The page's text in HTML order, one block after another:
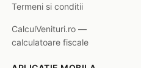
Termeni si conditii
CalculVenituri.ro —
calculatoare fiscale